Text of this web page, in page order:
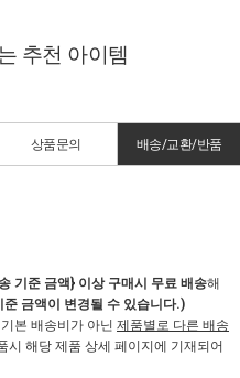
추천 아이템
상품문의 배송/교환/반품
기준 금액} 이상 구매시 무료 배송해
금액이 변경될 수 있습니다.)
본 배송비가 아닌 제품별로 다른 배송
시 해당 제품 상세 페이지에 기재되어